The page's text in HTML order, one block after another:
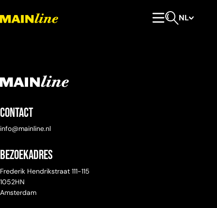
NL
Contact
info@mainline.nl
Bezoekadres
Frederik Hendrikstraat 111-115
1052HN
Amsterdam